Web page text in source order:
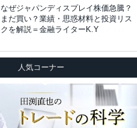
なぜジャパンディスプレイ株価急騰？
まだ買い？業績・思惑材料と投資リス
クを解説＝金融ライターK.Y
人気コーナー